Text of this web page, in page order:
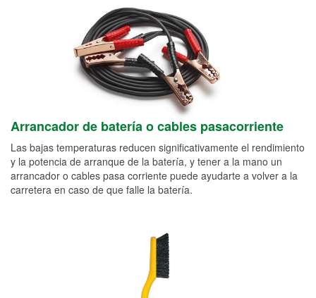
Arrancador de batería o cables pasacorriente
Las bajas temperaturas reducen significativamente el rendimiento
y la potencia de arranque de la batería, y tener a la mano un
arrancador o cables pasa corriente puede ayudarte a volver a la
carretera en caso de que falle la batería.